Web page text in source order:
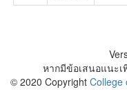
หากมีข้อเสนอแนะ
© 2020 CopyrightCollege